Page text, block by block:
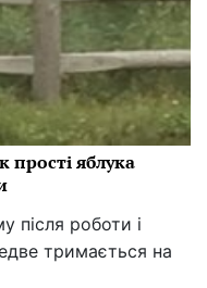
прості яблука
після роботи і
тримається на